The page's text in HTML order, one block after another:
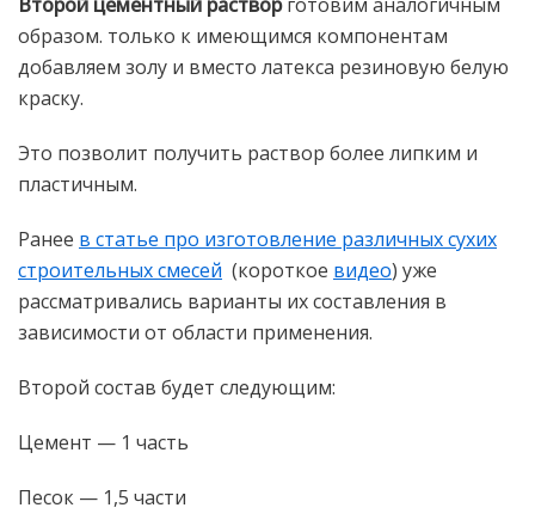
образом. только к имеющимся компонентам
добавляем золу и вместо латекса резиновую белую
краску.
Это позволит получить раствор более липким и
пластичным.
Ранее в статье про изготовление различных сухих
строительных смесей (короткое видео) уже
рассматривались варианты их составления в
зависимости от области применения.
Второй состав будет следующим:
Цемент — 1 часть
Песок — 1,5 части